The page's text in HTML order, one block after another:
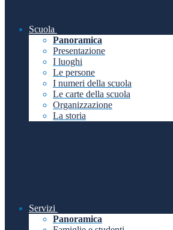
Scuola
Panoramica
Presentazione
I luoghi
Le persone
I numeri della scuola
Le carte della scuola
Organizzazione
La storia
Servizi
Panoramica